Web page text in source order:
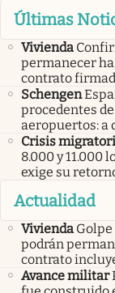
Últimas
Vivienda
permanecer
contrato
Schengen
procedentes
aeropuertos: a
Crisis
8.000 y 11.000
exige su
Actualidad
Vivienda
podrán
contrato
Avance militar